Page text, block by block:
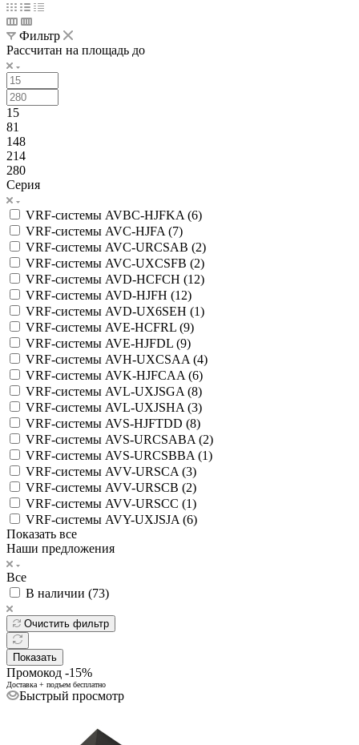
Фильтр
Рассчитан на площадь до
15
81
148
214
280
Серия
VRF-системы AVBC-HJFKA (6)
VRF-системы AVC-HJFA (7)
VRF-системы AVC-URCSAB (2)
VRF-системы AVC-UXCSFB (2)
VRF-системы AVD-HCFCH (12)
VRF-системы AVD-HJFH (12)
VRF-системы AVD-UX6SEH (1)
VRF-системы AVE-HCFRL (9)
VRF-системы AVE-HJFDL (9)
VRF-системы AVH-UXCSAA (4)
VRF-системы AVK-HJFCAA (6)
VRF-системы AVL-UXJSGA (8)
VRF-системы AVL-UXJSHA (3)
VRF-системы AVS-HJFTDD (8)
VRF-системы AVS-URCSABA (2)
VRF-системы AVS-URCSBBA (1)
VRF-системы AVV-URSCA (3)
VRF-системы AVV-URSCB (2)
VRF-системы AVV-URSCC (1)
VRF-системы AVY-UXJSJA (6)
Показать все
Наши предложения
Все
В наличии (73)
Очистить фильтр
Показать
Промокод -15%
Доставка + подъем бесплатно
Быстрый просмотр